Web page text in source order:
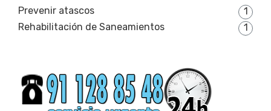
Prevenir atascos
1
Rehabilitación de Saneamientos
1